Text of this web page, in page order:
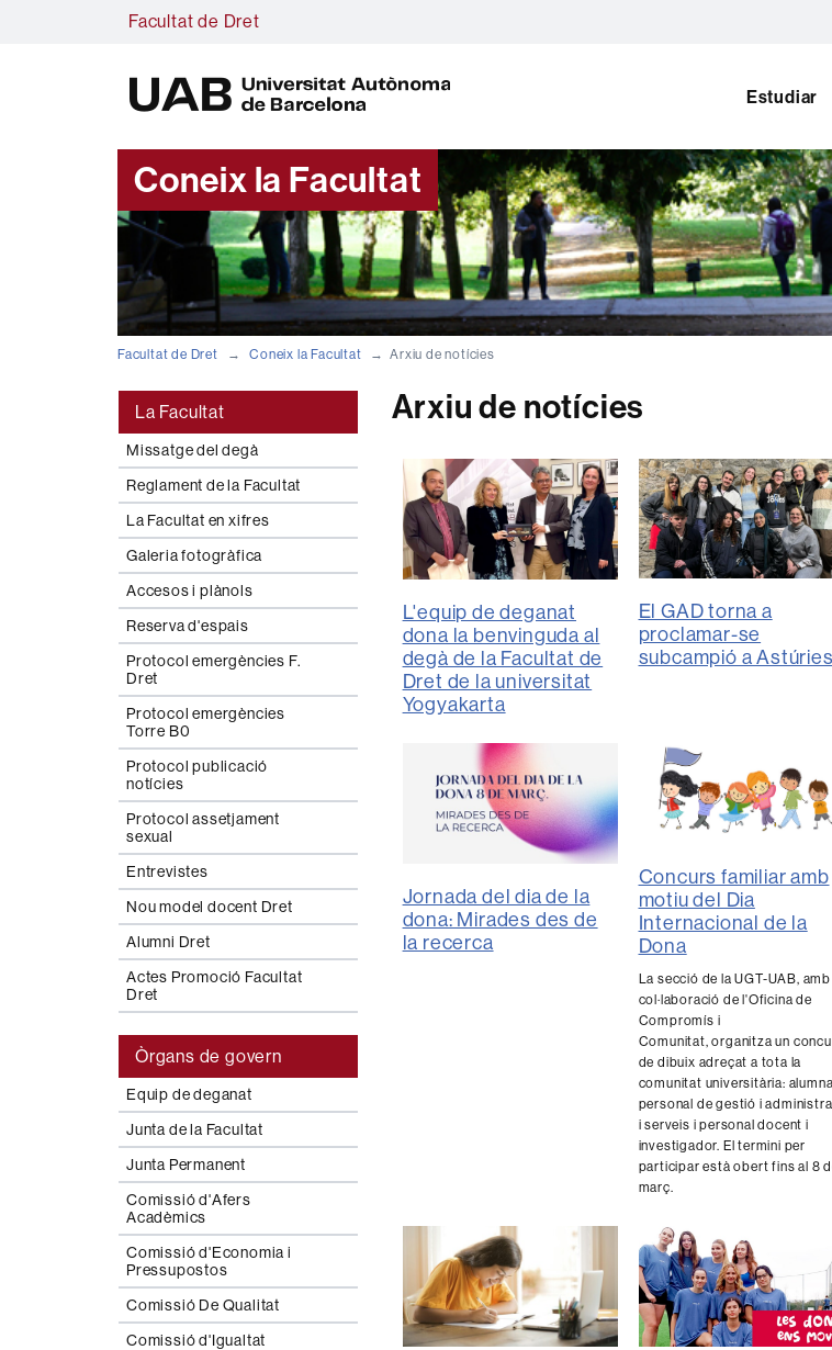
Facultat de Dret
B
Estudiar
Coneix la Facultat
Facultat de Dret Coneix la Facultat Arxiu de notícies
La Facultat
Missatge del degà
Reglament de la Facultat
La Facultat en xifres
Galeria fotogràfica
Accesos i plànols
Reserva d'espais
Protocol emergències F.
Dret
Protocol emergències
Torre B0
Protocol publicació
notícies
Protocol assetjament
sexual
Entrevistes
Nou model docent Dret
Alumni Dret
Actes Promoció Facultat
Dret
Òrgans de govern
Equip de deganat
Junta de la Facultat
Junta Permanent
Comissió d'Afers
Acadèmics
Comissió d'Economia i
Pressupostos
Comissió De Qualitat
Comissió d'Igualtat
Arxiu de notícies
L'equip de deganat
dona la benvinguda al
degà de la Facultat de
Dret de la universitat
Yogyakarta
El GAD torna a
proclamar-se
subcampió a Astúries
Jornada del dia de la
dona: Mirades des de
la recerca
Concurs familiar amb
motiu del Dia
Internacional de la
Dona
La secció de la UGT-UAB, amb
col·laboració de l'Oficina de
Compromís i
Comunitat, organitza un
de dibuix adreçat a tota la
comunitat universitària:
personal de gestió i
i serveis i personal docent i
investigador. El termini per
participar està obert fins al 8
març.